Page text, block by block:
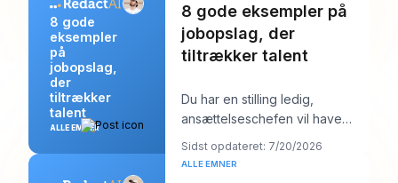
8 gode
eksempler
på
jobopslag,
der
tiltrækker
talent
ALLE EMNER
8 gode eksempler på
jobopslag, der
tiltrækker talent
Du har en stilling ledig,
ansættelseschefen vil have
“stærke kandidater inden
næste uge,” og din job
Sidst opdateret: 7/20/2026
ALLE EMNER